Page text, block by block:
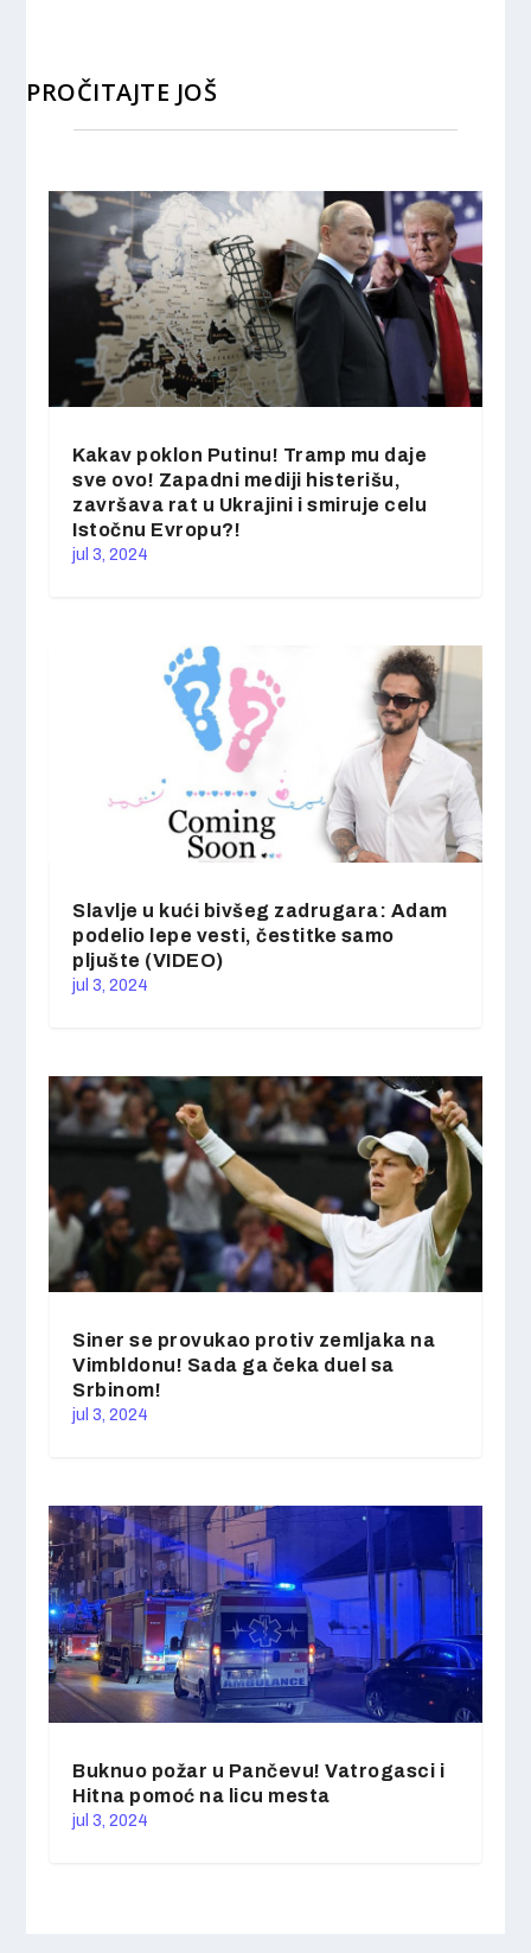
PROČITAJTE JOŠ
Kakav poklon Putinu! Tramp mu daje
sve ovo! Zapadni mediji histerišu,
završava rat u Ukrajini i smiruje celu
Istočnu Evropu?!
jul 3, 2024
Slavlje u kući bivšeg zadrugara: Adam
podelio lepe vesti, čestitke samo
pljušte (VIDEO)
jul 3, 2024
Siner se provukao protiv zemljaka na
Vimbldonu! Sada ga čeka duel sa
Srbinom!
jul 3, 2024
Buknuo požar u Pančevu! Vatrogasci i
Hitna pomoć na licu mesta
jul 3, 2024